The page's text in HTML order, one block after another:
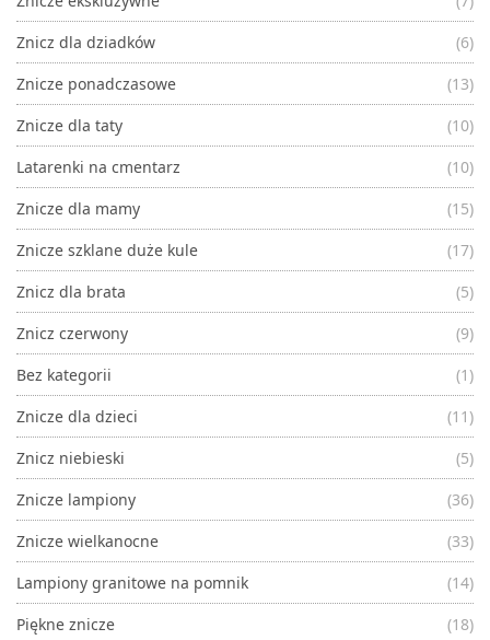
Znicz dla dziadków
(6)
Znicze ponadczasowe
(13)
Znicze dla taty
(10)
Latarenki na cmentarz
(10)
Znicze dla mamy
(15)
Znicze szklane duże kule
(17)
Znicz dla brata
(5)
Znicz czerwony
(9)
Bez kategorii
(1)
Znicze dla dzieci
(11)
Znicz niebieski
(5)
Znicze lampiony
(36)
Znicze wielkanocne
(33)
Lampiony granitowe na pomnik
(14)
Piękne znicze
(18)